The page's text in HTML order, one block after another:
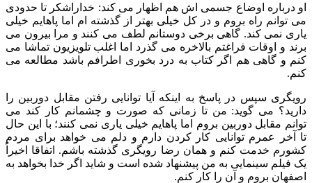
او درباره اوضاع جسمی اش هم اظهار می کند: خداراشکر تا حدودی
می توانم راه بروم و در کل خیلی بهتر از گذشته ام اما پاهایم خیلی
یاری نمی کند. گاهی برخی دوستانم لطف می کنند و مرا بیرون می
برند و اوقات فراغتم بالاخره می گذرد اما اغلب تلویزیون تماشا می
کنم و گاهی هم اگر کتاب به درد بخوری اطرافم باشد مطالعه می
کنم.
رویگری سپس در پاسخ به اینکه آیا توانایی رفتن مقابل دوربین را
دارید؟ می گوید: من تا زمانی که صورت و چشمانم کار کند می
توانم مقابل دوربین بروم اما پاهایم خیلی یاری نمی کنند؛ با این حال
تا آخر عمرم توانایی کار کردن دارم و دلم می خواهد برای مردم
کشورم خدمت کنم و همان رضا رویگری گذشته باشم. اتفاقا اخیراً
یک فیلم سینمایی به من پیشنهاد شده است و شاید اگر خدا بخواهد به
اصفهان بروم و آن را کار کنم.